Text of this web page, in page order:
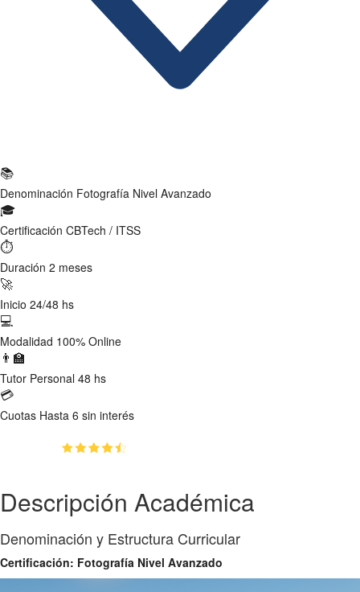
📚
Denominación Fotografía Nivel Avanzado
🎓
Certificación CBTech / ITSS
⏱
Duración 2 meses
🚀
Inicio 24/48 hs
💻
Modalidad 100% Online
👨‍🏫
Tutor Personal 48 hs
💳
Cuotas Hasta 6 sin interés
Descripción Académica
Denominación y Estructura Curricular
Certificación: Fotografía Nivel Avanzado